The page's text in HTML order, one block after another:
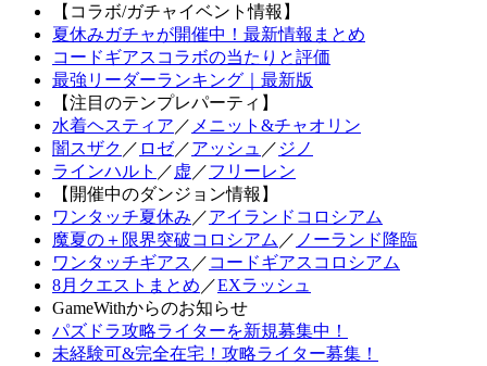
【コラボ/ガチャイベント情報】
夏休みガチャが開催中！最新情報まとめ
コードギアスコラボの当たりと評価
最強リーダーランキング｜最新版
【注目のテンプレパーティ】
水着ヘスティア ／ メニット&チャオリン
闇スザク ／ ロゼ／アッシュ ／ ジノ
ラインハルト ／ 虚 ／フリーレン
【開催中のダンジョン情報】
ワンタッチ夏休み ／アイランドコロシアム
魔夏の＋限界突破コロシアム ／ ノーランド降臨
ワンタッチギアス ／ コードギアスコロシアム
8月クエストまとめ ／EXラッシュ
GameWithからのお知らせ
パズドラ攻略ライターを新規募集中！
未経験可&完全在宅！攻略ライター募集！